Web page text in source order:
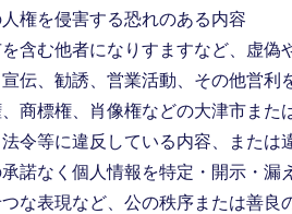
権を侵害する恐れのある内容
含む他者になりすますなど、虚偽
宣伝、勧誘、営業活動、その他営利
商標権、肖像権などの大津市また
令等に違反している内容、または
諾なく個人情報を特定・開示・漏
な表現など、公の秩序または善良